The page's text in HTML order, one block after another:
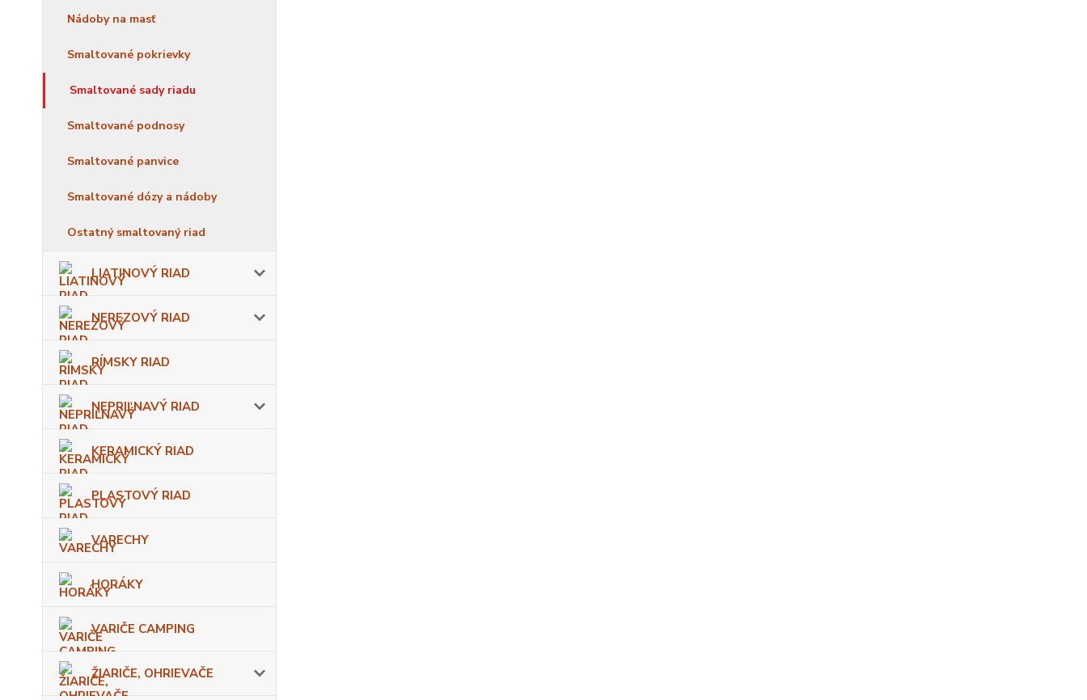
Nádoby na masť
Smaltované pokrievky
Smaltované sady riadu
Smaltované podnosy
Smaltované panvice
Smaltované dózy a nádoby
Ostatný smaltovaný riad
LIATINOVÝ RIAD
NEREZOVÝ RIAD
RÍMSKY RIAD
NEPRIĽNAVÝ RIAD
KERAMICKÝ RIAD
PLASTOVÝ RIAD
VARECHY
HORÁKY
VARIČE CAMPING
ŽIARIČE, OHRIEVAČE